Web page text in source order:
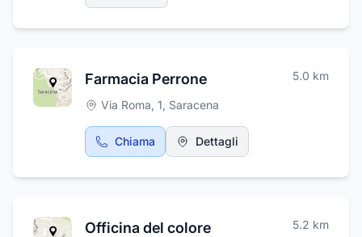
elencati ci occupiamo anche di addobbi
disbrigo pratiche e vestizione delle
salme.Forniamo anche ladipi progettate su
misura e assistenza e reperibilità 24 ORE SU
24.
Farmacia Perrone 5.0 km
Via Roma, 1, Saracena
Chiama Dettagli
Officina del colore 5.2 km